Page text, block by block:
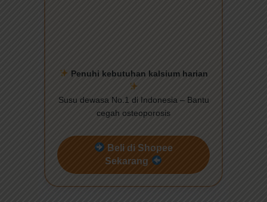
Penuhi kebutuhan kalsium harian
Susu dewasa No.1 di Indonesia – Bantu
cegah osteoporosis
Beli di Shopee
Sekarang